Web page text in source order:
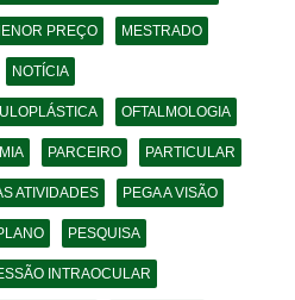
PREÇO MESTRADO
NOTÍCIA
OFTALMOLOGIA
PARCEIRO PARTICULAR
ATIVIDADES PEGA A VISÃO
PESQUISA
INTRAOCULAR